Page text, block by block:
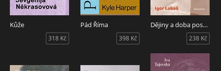
Kůže
318 Kč
Pád Říma
398 Kč
Dějiny a doba postfaktická
238 Kč